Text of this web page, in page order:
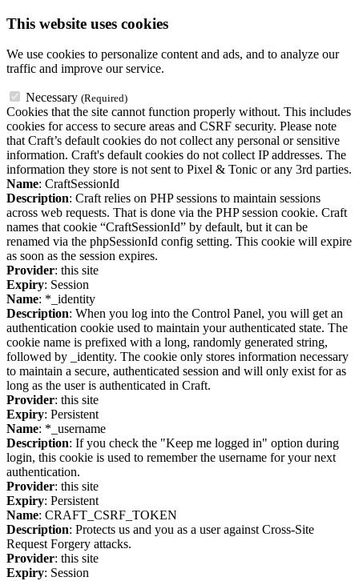
This website uses cookies
We use cookies to personalize content and ads, and to analyze our
traffic and improve our service.
Necessary (Required)
Cookies that the site cannot function properly without. This includes
cookies for access to secure areas and CSRF security. Please note
that Craft’s default cookies do not collect any personal or sensitive
information. Craft's default cookies do not collect IP addresses. The
information they store is not sent to Pixel & Tonic or any 3rd parties.
Name: CraftSessionId
Description: Craft relies on PHP sessions to maintain sessions
across web requests. That is done via the PHP session cookie. Craft
names that cookie “CraftSessionId” by default, but it can be
renamed via the phpSessionId config setting. This cookie will expire
as soon as the session expires.
Provider: this site
Expiry: Session
Name: *_identity
Description: When you log into the Control Panel, you will get an
authentication cookie used to maintain your authenticated state. The
cookie name is prefixed with a long, randomly generated string,
followed by _identity. The cookie only stores information necessary
to maintain a secure, authenticated session and will only exist for as
long as the user is authenticated in Craft.
Provider: this site
Expiry: Persistent
Name: *_username
Description: If you check the "Keep me logged in" option during
login, this cookie is used to remember the username for your next
authentication.
Provider: this site
Expiry: Persistent
Name: CRAFT_CSRF_TOKEN
Description: Protects us and you as a user against Cross-Site
Request Forgery attacks.
Provider: this site
Expiry: Session